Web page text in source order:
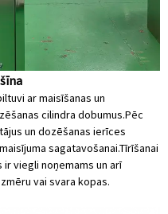
ar maisīšanas un
cilindra dobumus.Pēc
un dozēšanas ierīces
sagatavošanai.Tīrīšanai
viegli noņemams un arī
vai svara kopas.